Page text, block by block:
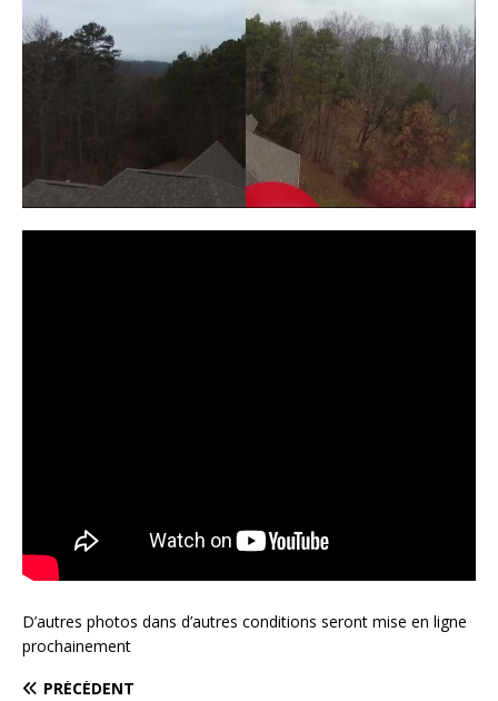
D’autres photos dans d’autres conditions seront mise en ligne
prochainement
PRÉCÉDENT